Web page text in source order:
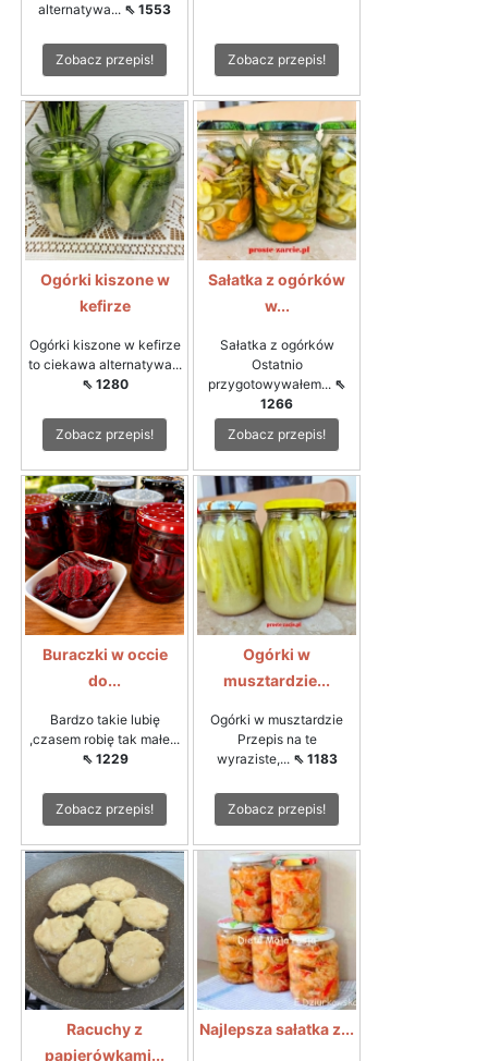
alternatywa... ⇖ 1553
Zobacz przepis! Zobacz przepis!
Ogórki kiszone w
kefirze
Ogórki kiszone w kefirze
to ciekawa alternatywa...
⇖ 1280
Zobacz przepis!
Sałatka z ogórków
w...
Sałatka z ogórków
Ostatnio
przygotowywałem... ⇖
1266
Zobacz przepis!
Buraczki w occie
do...
Bardzo takie lubię
,czasem robię tak małe...
⇖ 1229
Zobacz przepis!
Ogórki w
musztardzie...
Ogórki w musztardzie
Przepis na te
wyraziste,... ⇖ 1183
Zobacz przepis!
Racuchy z
papierówkami...
Najlepsza sałatka z...